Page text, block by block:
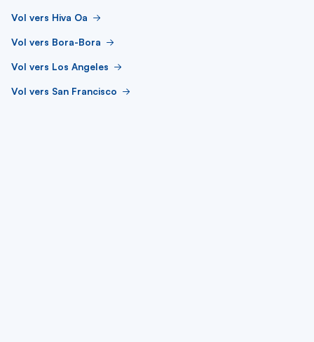
Vol vers Hiva Oa
Vol vers Bora-Bora
Vol vers Los Angeles
Vol vers San Francisco